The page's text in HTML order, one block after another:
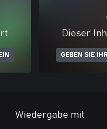
Dieser
GEBEN SIE
Wiedergabe mit